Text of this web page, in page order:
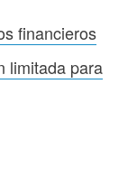
financieros
limitada para